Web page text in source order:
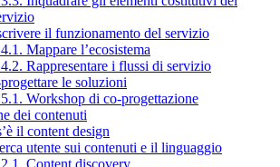
il funzionamento del servizio
Mappare l’ecosistema
Rappresentare i flussi di servizio
le soluzioni
Workshop di co-progettazione
dei contenuti
il content design
utente sui contenuti e il linguaggio
Content discovery